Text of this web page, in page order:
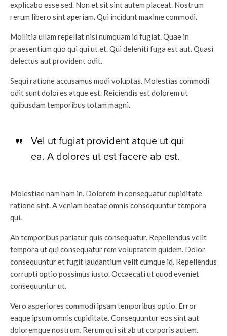
explicabo esse sed. Non et sit sint autem placeat. Nostrum
rerum libero sint aperiam. Qui incidunt maxime commodi.
Mollitia ullam repellat nisi numquam id fugiat. Quae in
praesentium quo qui qui ut et. Qui deleniti fuga est aut. Quasi
delectus aut provident odit.
Sequi ratione accusamus modi voluptas. Molestias commodi
odit sunt dolores atque est. Reiciendis est dolorem ut
quibusdam temporibus totam magni.
Vel ut fugiat provident atque ut qui
ea. A dolores ut est facere ab est.
Molestiae nam nam in. Dolorem in consequatur cupiditate
ratione sint. A veniam beatae omnis consequuntur tempora
qui.
Ab temporibus pariatur quis consequatur. Repellendus velit
tempora ut qui consequatur rem voluptatem quidem. Dolor
consequuntur et fugit laudantium velit cumque id. Repellendus
corrupti optio possimus iusto. Occaecati ut quod eveniet
consequuntur ut.
Vero asperiores commodi ipsam temporibus optio. Error
eaque ipsum omnis cupiditate. Consequuntur eos sint aut
doloremque nostrum. Rerum qui sit ab ut corporis autem.